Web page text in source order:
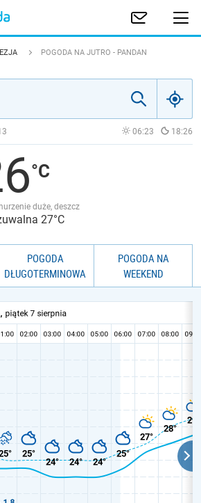
POGODA NA JUTRO - PANDAN
06:23 18:26
duże, deszcz
27°C
POGODA
DŁUGOTERMINOWA
POGODA NA
WEEKEND